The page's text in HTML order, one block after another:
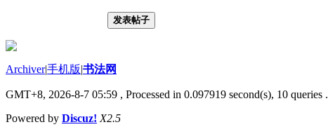
发表帖子
Archiver|手机版|书法网
GMT+8, 2026-8-7 05:59 , Processed in 0.097919 second(s), 10 queries .
Powered by Discuz! X2.5